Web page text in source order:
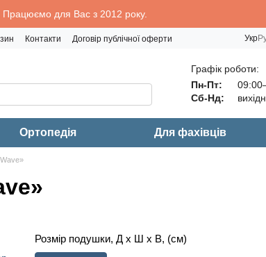
Працюємо для Вас з 2012 року.
Контакти
Договір публічної оферти
Укр
Графік роботи:
Пн-Пт:
Сб-Нд:
Ортопедія Для фахівців
Розмір подушки, Д х Ш х В, (см)